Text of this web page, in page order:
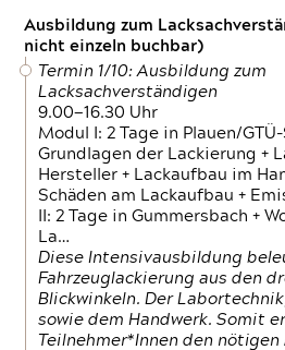
Ausbildung zum
nicht einzeln buchbar)
Termin 1/10: Ausbildung zum
Lacksachverständigen
9.00—16.30 Uhr
Modul I: 2 Tage in Plauen/
Grundlagen der Lackierung +
Hersteller + Lackaufbau im
Schäden am Lackaufbau +
II: 2 Tage in Gummersbach +
La…
Diese Intensivausbildung
Fahrzeuglackierung aus den
Blickwinkeln. Der
sowie dem Handwerk. Somit
Teilnehmer*Innen den